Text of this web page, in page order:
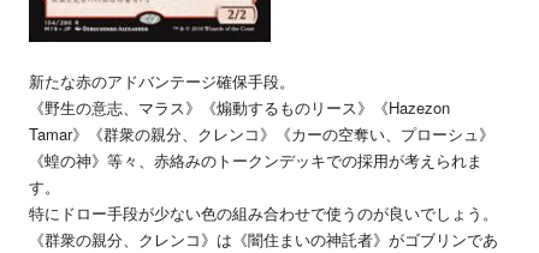
新たな赤のアドバンテージ確保手段。
《野生の意志、マラス》《煽動するものリース》《Hazezon
Tamar》《群衆の親分、クレンコ》《カーの空奪い、プローシュ》
《蝗の神》等々、赤絡みのトークンデッキでの採用が考えられま
す。
特にドロー手段が少ない色の組み合わせで使うのが良いでしょう。
《群衆の親分、クレンコ》は《闇住まいの神託者》がゴブリンであ